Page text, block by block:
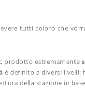
tutti coloro che
, prodotto estremamente
è definito a diversi livelli:
della stazione in